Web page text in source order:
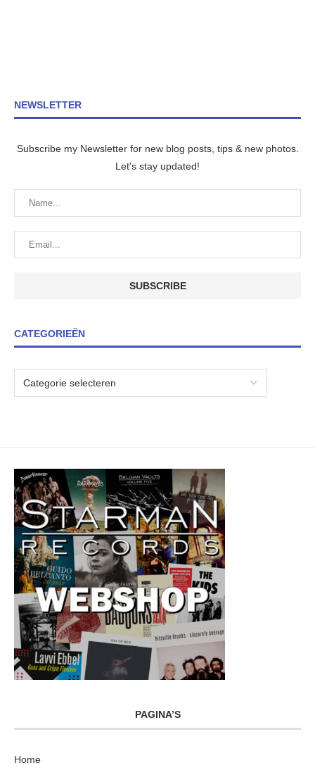
NEWSLETTER
Subscribe my Newsletter for new blog posts, tips & new photos.
Let's stay updated!
CATEGORIEËN
PAGINA’S
Home